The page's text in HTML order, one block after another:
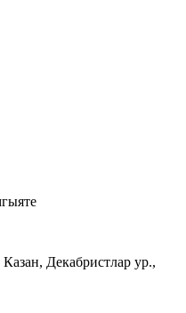
Декабристлар ур.,